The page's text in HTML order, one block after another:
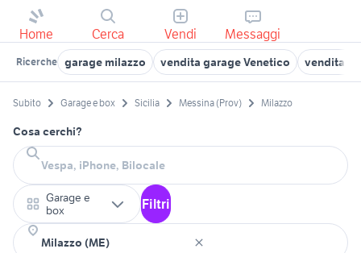
Home Cerca Vendi Messaggi
Ricerche garage milazzo vendita garage Venetico vendita
Subito Garage e box Sicilia Messina (Prov) Milazzo
Cosa cerchi?
Garage e
box
Filtri